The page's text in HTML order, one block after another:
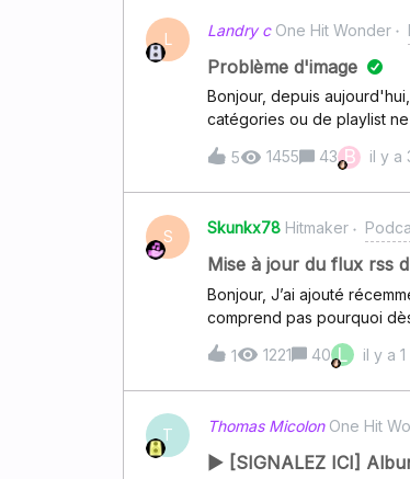
L Landry c One Hit Wonder
Problème d'image
Bonjour, depuis
catégories ou de playlist
5
1455 43 B il y a
S Skunkx78 Hitmaker
Mise à jour du flux rss
Bonjour, J’ai ajouté
comprend pas pourquoi
pas à jour.. Les autres
une idée ?
1 1221 40 L il y a
T Thomas Micolon One Hit
▶ [SIGNALEZ ICI]